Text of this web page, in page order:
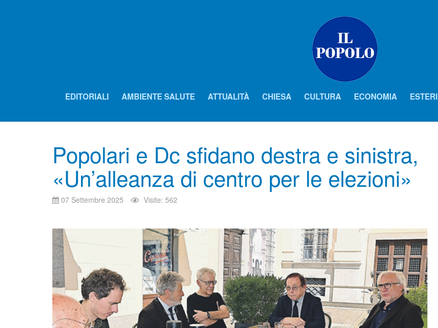
EDITORIALI AMBIENTE SALUTE ATTUALITÀ CHIESA CULTURA ECONOMIA ESTERI
Popolari e Dc sfidano destra e sinistra,
«Un’alleanza di centro per le elezioni»
07 Settembre 2025 Visite: 562